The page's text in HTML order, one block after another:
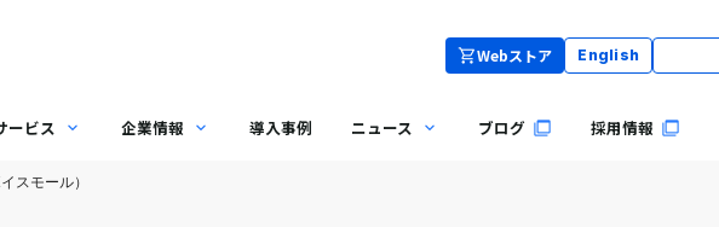
Webストア English
ービス 企業情報 導入事例 ニュース ブログ 採用情報
スモール）